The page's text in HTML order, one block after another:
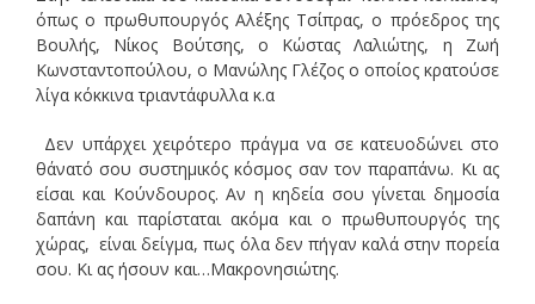
όπως ο πρωθυπουργός Αλέξης Τσίπρας, ο πρόεδρος της
Βουλής, Νίκος Βούτσης, ο Κώστας Λαλιώτης, η Ζωή
Κωνσταντοπούλου, ο Μανώλης Γλέζος ο οποίος κρατούσε
λίγα κόκκινα τριαντάφυλλα κ.α
Δεν υπάρχει χειρότερο πράγμα να σε κατευοδώνει στο
θάνατό σου συστημικός κόσμος σαν τον παραπάνω. Κι ας
είσαι και Κούνδουρος. Αν η κηδεία σου γίνεται δημοσία
δαπάνη και παρίσταται ακόμα και ο πρωθυπουργός της
χώρας, είναι δείγμα, πως όλα δεν πήγαν καλά στην πορεία
σου. Κι ας ήσουν και…Μακρονησιώτης.